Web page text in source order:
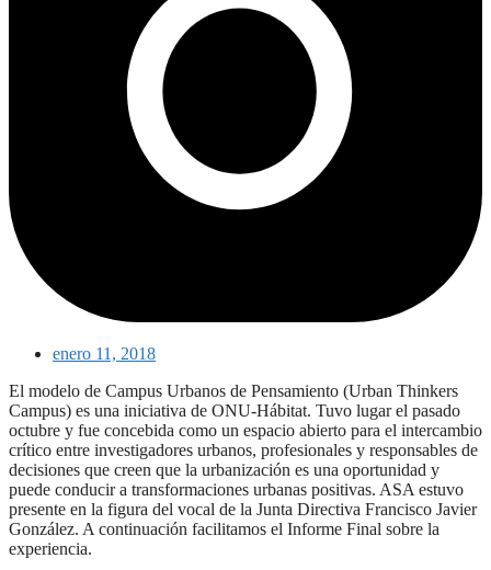
enero 11, 2018
El modelo de Campus Urbanos de Pensamiento (Urban Thinkers
Campus) es una iniciativa de ONU-Hábitat. Tuvo lugar el pasado
octubre y fue concebida como un espacio abierto para el intercambio
crítico entre investigadores urbanos, profesionales y responsables de
decisiones que creen que la urbanización es una oportunidad y
puede conducir a transformaciones urbanas positivas. ASA estuvo
presente en la figura del vocal de la Junta Directiva Francisco Javier
González. A continuación facilitamos el Informe Final sobre la
experiencia.